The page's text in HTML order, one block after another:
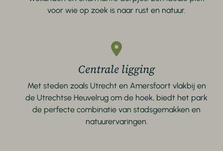
voor wie op zoek is naar rust en natuur.
Centrale ligging
Met steden zoals Utrecht en Amersfoort vlakbij en
de Utrechtse Heuvelrug om de hoek, biedt het park
de perfecte combinatie van stadsgemakken en
natuurervaringen.